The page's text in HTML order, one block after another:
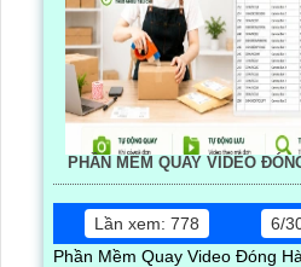
PHẦN MỀM QUAY VIDEO
Lần xem: 778
6/
Phần Mềm Quay Video Đóng